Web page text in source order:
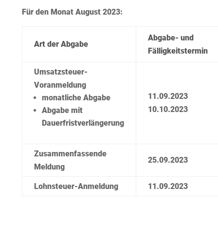
Für den Monat August 2023:
Art der Abgabe
Abgabe- und
Fälligkeitstermin
Umsatzsteuer-
Voranmeldung
monatliche Abgabe
Abgabe mit
Dauerfristverlängerung
11.09.2023
10.10.2023
Zusammenfassende
Meldung
25.09.2023
Lohnsteuer-Anmeldung 11.09.2023